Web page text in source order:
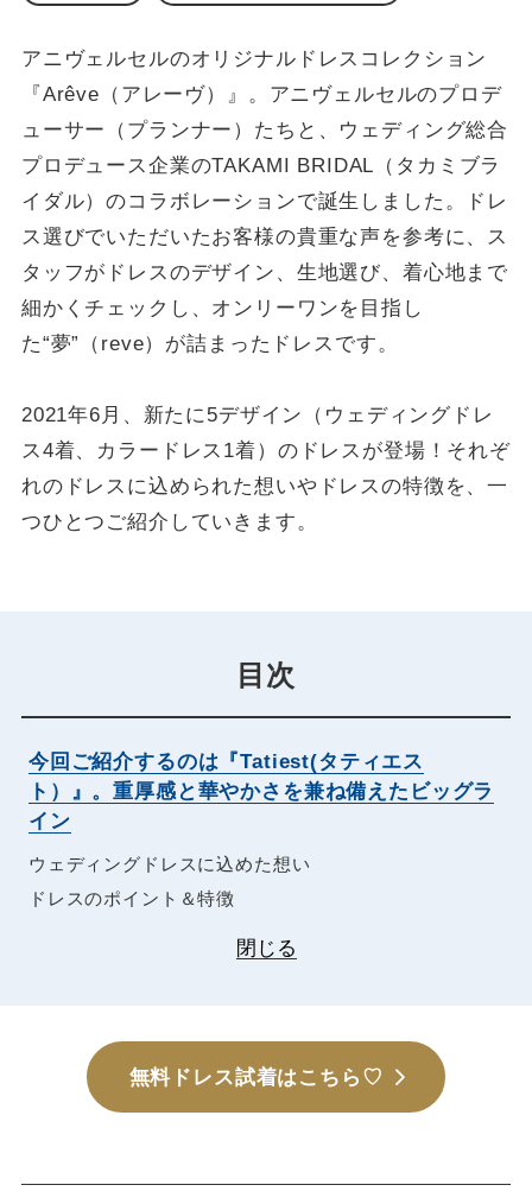
アニヴェルセルのオリジナルドレスコレクション
『Arêve（アレーヴ）』。アニヴェルセルのプロデ
ューサー（プランナー）たちと、ウェディング総合
プロデュース企業のTAKAMI BRIDAL（タカミブラ
イダル）のコラボレーションで誕生しました。ドレ
ス選びでいただいたお客様の貴重な声を参考に、ス
タッフがドレスのデザイン、生地選び、着心地まで
細かくチェックし、オンリーワンを目指し
た“夢”（reve）が詰まったドレスです。
2021年6月、新たに5デザイン（ウェディングドレ
ス4着、カラードレス1着）のドレスが登場！それぞ
れのドレスに込められた想いやドレスの特徴を、一
つひとつご紹介していきます。
目次
今回ご紹介するのは『Tatiest(タティエス
ト）』。重厚感と華やかさを兼ね備えたビッグラ
イン
ウェディングドレスに込めた想い
ドレスのポイント＆特徴
閉じる
無料ドレス試着はこちら♡